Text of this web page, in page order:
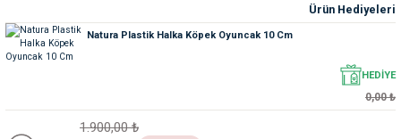
Ürün Hediyeleri
Natura Plastik Halka Köpek Oyuncak 10 Cm
HEDİYE
0,00 ₺
1.900,00 ₺